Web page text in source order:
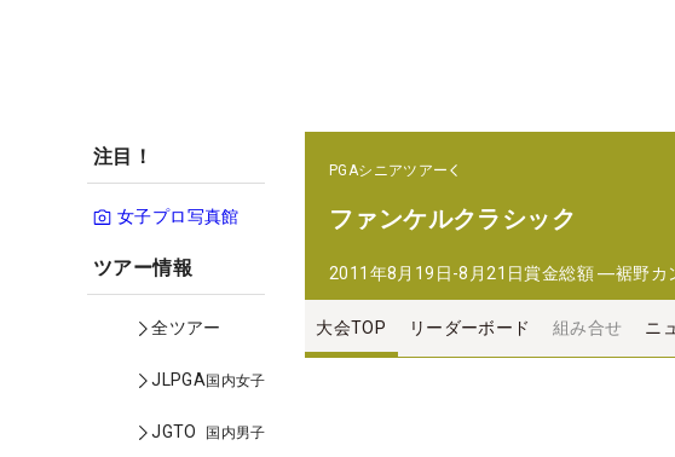
注目！
女子プロ写真館
ツアー情報
全ツアー
JLPGA国内女子
JGTO 国内男子
PGAシニアツアー
ファンケルクラシック
2011年8月19日-8月21日賞金総額 ―裾野カ
大会TOP リーダーボード 組み合せ ニ